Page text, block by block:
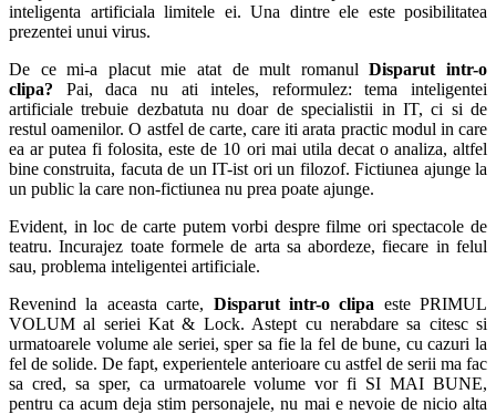
inteligenta artificiala limitele ei. Una dintre ele este posibilitatea
prezentei unui virus.
De ce mi-a placut mie atat de mult romanulDisparut intr-o
clipa? Pai, daca nu ati inteles, reformulez: tema inteligentei
artificiale trebuie dezbatuta nu doar de specialistii in IT, ci si de
restul oamenilor. O astfel de carte, care iti arata practic modul in care
ea ar putea fi folosita, este de 10 ori mai utila decat o analiza, altfel
bine construita, facuta de un IT-ist ori un filozof. Fictiunea ajunge la
un public la care non-fictiunea nu prea poate ajunge.
Evident, in loc de carte putem vorbi despre filme ori spectacole de
teatru. Incurajez toate formele de arta sa abordeze, fiecare in felul
sau, problema inteligentei artificiale.
Revenind la aceasta carte, Disparut intr-o clipa este PRIMUL
VOLUM al seriei Kat & Lock. Astept cu nerabdare sa citesc si
urmatoarele volume ale seriei, sper sa fie la fel de bune, cu cazuri la
fel de solide. De fapt, experientele anterioare cu astfel de serii ma fac
sa cred, sa sper, ca urmatoarele volume vor fi SI MAI BUNE,
pentru ca acum deja stim personajele, nu mai e nevoie de nicio alta